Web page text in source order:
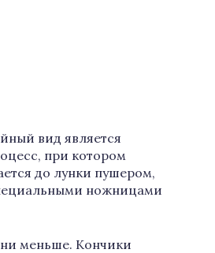
вид является
при котором
до лунки пушером,
ножницами
меньше. Кончики